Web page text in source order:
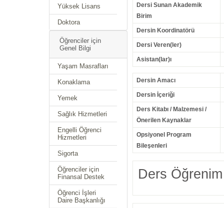
Yüksek Lisans
Doktora
Öğrenciler için
Genel Bilgi
Yaşam Masrafları
Konaklama
Yemek
Sağlık Hizmetleri
Engelli Öğrenci
Hizmetleri
Sigorta
Öğrenciler için
Finansal Destek
Öğrenci İşleri
Daire Başkanlığı
Dersi Sunan Akademik
Birim
Dersin Koordinatörü
Dersi Veren(ler)
Asistan(lar)ı
Dersin Amacı
Dersin İçeriği
Ders Kitabı / Malzemesi /
Önerilen Kaynaklar
Opsiyonel Program
Bileşenleri
Ders Öğrenim